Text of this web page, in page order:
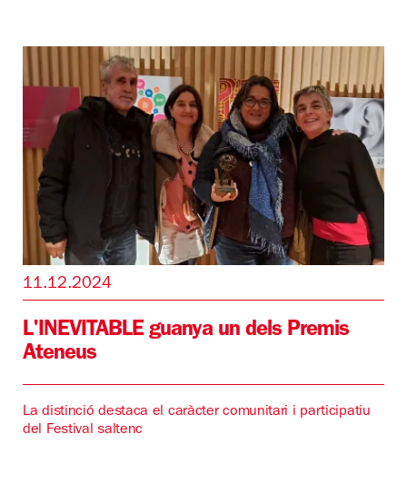
11.12.2024
L'INEVITABLE guanya un dels Premis
Ateneus
La distinció destaca el caràcter comunitari i participatiu
del Festival saltenc